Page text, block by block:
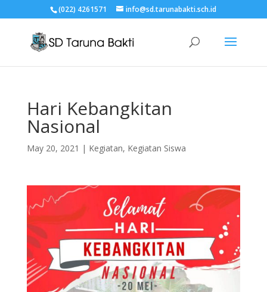
(022) 4261571 info@sd.tarunabakti.sch.id
Hari Kebangkitan
Nasional
May 20, 2021 | Kegiatan, Kegiatan Siswa